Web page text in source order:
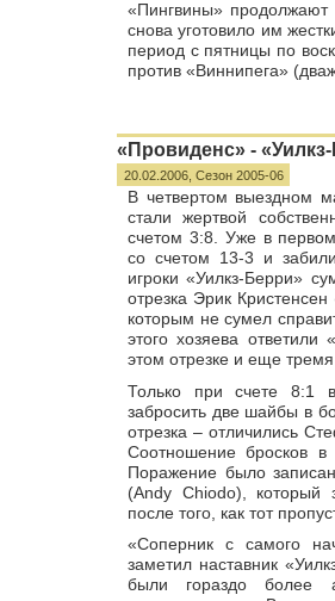
«Пингвины» продолжают
снова уготовило им
период с пятницы по
против «Виннипега»
«Провиденс» -
20.02.2006, Сезон 2005-06
В четвертом выездном
стали жертвой
счетом 3:8. Уже в
со счетом 13-3 и
игроки «Уилкз-Берри»
отрезка Эрик
которым не сумел
этого хозяева
этом отрезке и еще
Только при счете 8:1
забросить две шайбы в
отрезка – отличились
Соотношение бросков в
Поражение было
(Andy Chiodo), который
после того, как тот
«Соперник с самого
заметил наставник
были гораздо более